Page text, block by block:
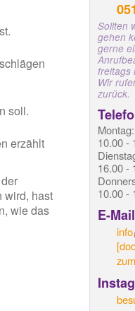
soll.
erzählt
wird, hast
wie das
Sollten
gehen
gerne
freitags
Wir
zurück.
Montag:
10.00 -
16.00 -
10.00 -
E-Mail
info